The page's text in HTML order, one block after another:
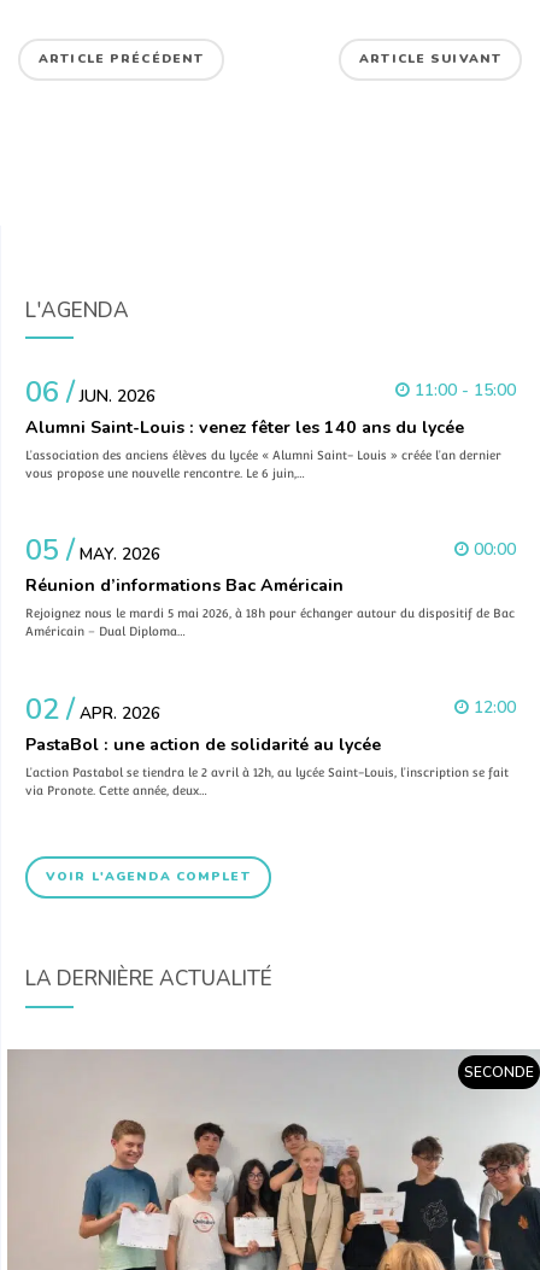
ARTICLE PRÉCÉDENT ARTICLE SUIVANT
L'AGENDA
06 /JUN. 2026
11:00 - 15:00
Alumni Saint-Louis : venez fêter les 140 ans du lycée
L’association des anciens élèves du lycée « Alumni Saint- Louis » créée l’an dernier
vous propose une nouvelle rencontre. Le 6 juin,…
05 / MAY. 2026
00:00
Réunion d’informations Bac Américain
Rejoignez nous le mardi 5 mai 2026, à 18h pour échanger autour du dispositif de Bac
Américain – Dual Diploma…
02 / APR. 2026
12:00
PastaBol : une action de solidarité au lycée
L’action Pastabol se tiendra le 2 avril à 12h, au lycée Saint-Louis, l’inscription se fait
via Pronote. Cette année, deux…
VOIR L'AGENDA COMPLET
LA DERNIÈRE ACTUALITÉ
SECONDE